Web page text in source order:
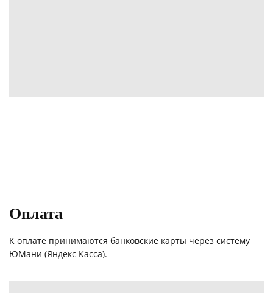
Оплата
К оплате принимаются банковские карты через систему
ЮМани (Яндекс Касса).